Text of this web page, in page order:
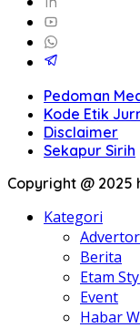
Pedoman
Kode Etik
Disclaimer
Sekapur Sirih
Copyright @
Kategori
Berita
Etam
Event
Habar